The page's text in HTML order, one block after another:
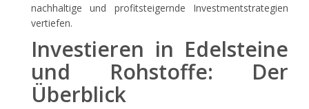
nachhaltige und profitsteigernde Investmentstrategien
vertiefen.
Investieren in Edelsteine
und Rohstoffe: Der
Überblick